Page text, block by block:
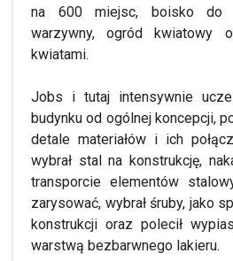
na 600 miejsc, boisko do
warzywny, ogród kwiatowy
kwiatami.
Jobs i tutaj intensywnie
budynku od ogólnej koncepcji,
detale materiałów i ich
wybrał stal na konstrukcję,
transporcie elementów
zarysować, wybrał śruby, jako
konstrukcji oraz polecił
warstwą bezbarwnego lakieru.